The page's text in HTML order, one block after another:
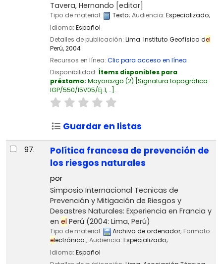
Tavera, Hernando [editor]
Tipo de material: Texto; Audiencia: Especializado;
Idioma: Español
Detalles de publicación: Lima: Instituto Geofísico del
Perú,2004
Recursos en línea: Clic para acceso en línea
Disponibilidad: Ítems disponibles para
préstamo: Mayorazgo (2) Signatura topográfica:
IGP/550/I5V05/Ej.1, .. .
Guardar en listas
97.
Política francesa de prevención de
los riesgos naturales
por
Simposio Internacional Tecnicas de
Prevención y Mitigación de Riesgos y
Desastres Naturales: Experiencia en Francia y
en el Perú (2004: Lima, Perú)
Tipo de material: Archivo de ordenador; Formato:
electrónico ; Audiencia: Especializado;
Idioma: Español